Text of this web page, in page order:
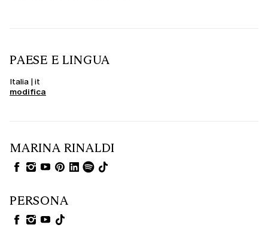
PAESE E LINGUA
Italia | it
modifica
MARINA RINALDI
PERSONA